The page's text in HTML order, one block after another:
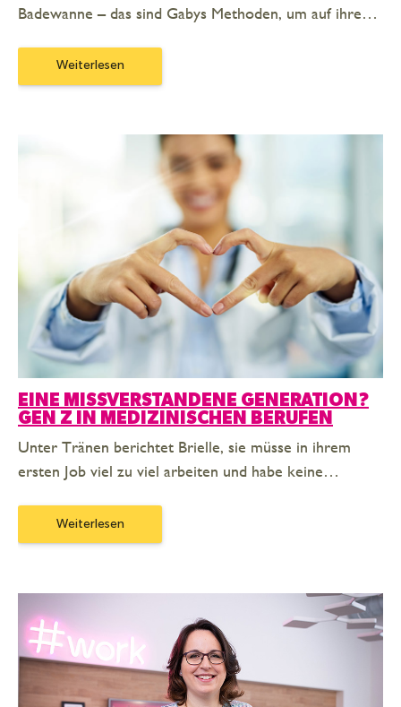
Badewanne – das sind Gabys Methoden, um auf ihre…
Weiterlesen
EINE MISSVERSTANDENE GENERATION?
GEN Z IN MEDIZINISCHEN BERUFEN
Unter Tränen berichtet Brielle, sie müsse in ihrem
ersten Job viel zu viel arbeiten und habe keine…
Weiterlesen